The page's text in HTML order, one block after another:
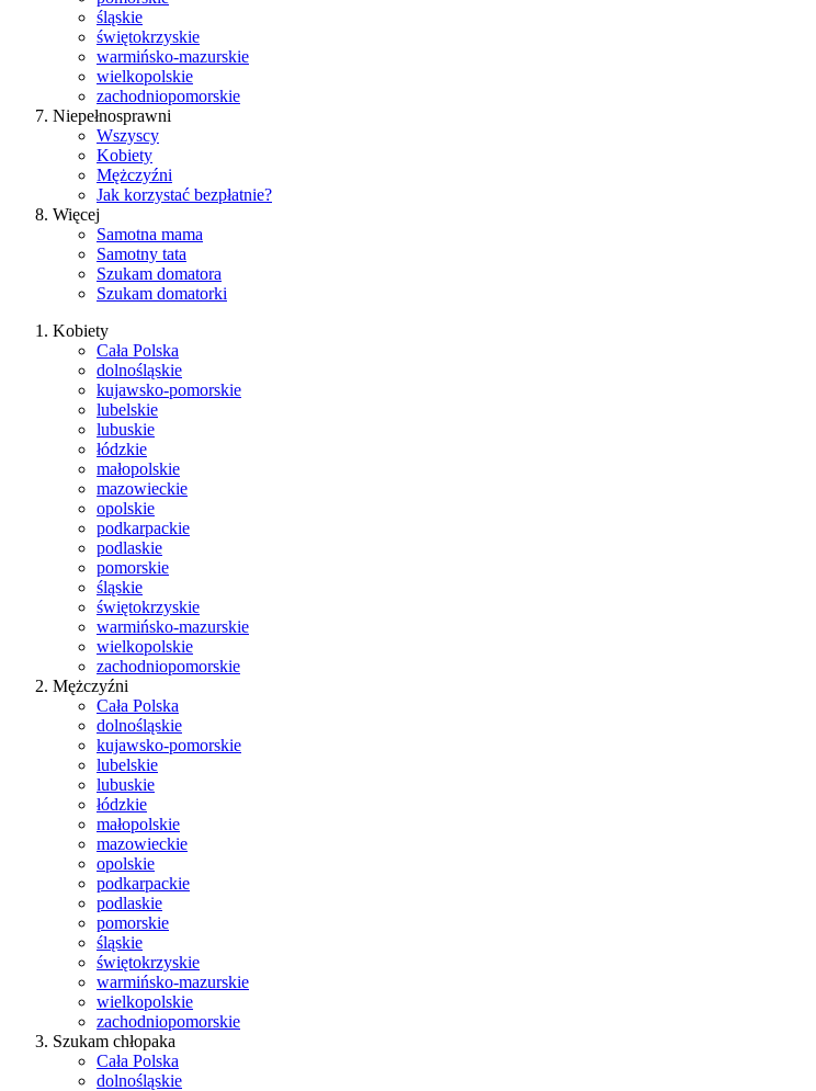
śląskie
świętokrzyskie
warmińsko-mazurskie
wielkopolskie
zachodniopomorskie
Niepełnosprawni
Wszyscy
Kobiety
Mężczyźni
Jak korzystać bezpłatnie?
Więcej
Samotna mama
Samotny tata
Szukam domatora
Szukam domatorki
Kobiety
Cała Polska
dolnośląskie
kujawsko-pomorskie
lubelskie
lubuskie
łódzkie
małopolskie
mazowieckie
opolskie
podkarpackie
podlaskie
pomorskie
śląskie
świętokrzyskie
warmińsko-mazurskie
wielkopolskie
zachodniopomorskie
Mężczyźni
Cała Polska
dolnośląskie
kujawsko-pomorskie
lubelskie
lubuskie
łódzkie
małopolskie
mazowieckie
opolskie
podkarpackie
podlaskie
pomorskie
śląskie
świętokrzyskie
warmińsko-mazurskie
wielkopolskie
zachodniopomorskie
Szukam chłopaka
Cała Polska
dolnośląskie